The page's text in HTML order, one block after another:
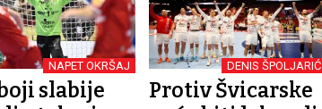
NAPET OKRŠAJ
slabije
DENIS ŠPOLJARIĆ
Protiv Švicarske